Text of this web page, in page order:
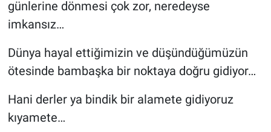
günlerine dönmesi çok zor, neredeyse
imkansız…
Dünya hayal ettiğimizin ve düşündüğümüzün
ötesinde bambaşka bir noktaya doğru gidiyor…
Hani derler ya bindik bir alamete gidiyoruz
kıyamete…